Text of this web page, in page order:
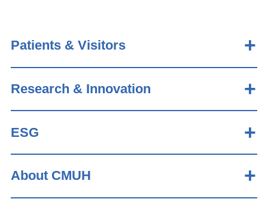
Patients & Visitors
Research & Innovation
ESG
About CMUH